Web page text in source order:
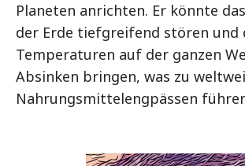
Planeten anrichten. Er könnte
der Erde tiefgreifend stören und
Temperaturen auf der ganzen
Absinken bringen, was zu
Nahrungsmittelengpässen